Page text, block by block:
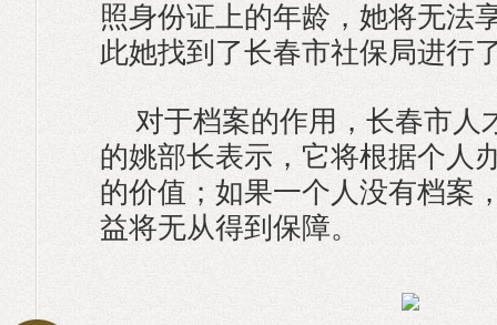
照身份证上的年龄，她将无法
此她找到了长春市社保局进行
对于档案的作用，长春市人
的姚部长表示，它将根据个人
的价值；如果一个人没有档案
益将无从得到保障。